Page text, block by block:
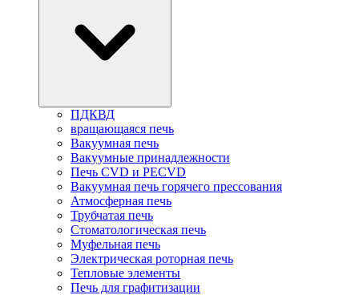
ПДКВД
вращающаяся печь
Вакуумная печь
Вакуумные принадлежности
Печь CVD и PECVD
Вакуумная печь горячего прессования
Атмосферная печь
Трубчатая печь
Стоматологическая печь
Муфельная печь
Электрическая роторная печь
Тепловые элементы
Печь для графитизации